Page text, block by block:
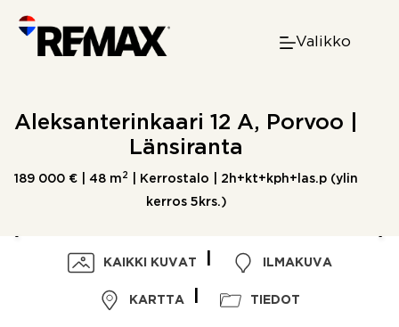
content
Valikko
Aleksanterinkaari 12 A, Porvoo |
Länsiranta
189 000 € | 48 m 2 | Kerrostalo | 2h+kt+kph+las.p (ylin
kerros 5krs.)
KAIKKI KUVAT ILMAKUVA
KARTTA TIEDOT